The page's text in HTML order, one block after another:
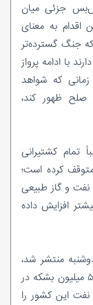
جزئی میان
اقدام به معنای
جنگ گسترده‌تر
با ادامه پرواز
که شواهد
ظهور کند،
تمام کشتیرانی
کرده است؛
و گاز طبیعی
را ۵۰ درصد یا بیشتر افزایش داده
منتشر شد،
صادرات نفت خام آمریکا در ماه مه به رکورد ۵.۶ میلیون بشکه در
نفت این کشور را